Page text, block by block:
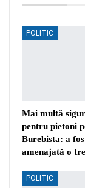
POLITIC
Mai multă
pentru pietoni
Burebista: a
amenajată o
POLITIC